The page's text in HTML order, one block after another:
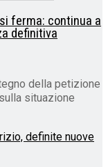
ferma: continua a
definitiva
della petizione
situazione